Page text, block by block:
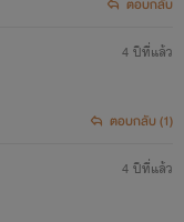
4 ปีที่แล้ว
ตอบกลับ (1)
4 ปีที่แล้ว